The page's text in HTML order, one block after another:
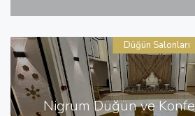
Nigrum Düğün ve
Düğün Salonları